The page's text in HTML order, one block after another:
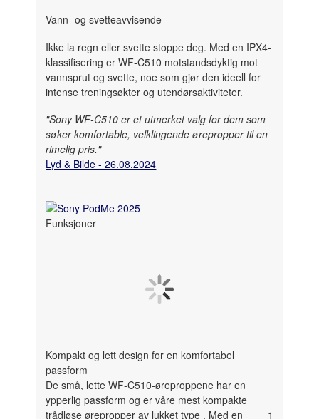
Vann- og svetteavvisende
Ikke la regn eller svette stoppe deg. Med en IPX4-
klassifisering er WF-C510 motstandsdyktig mot
vannsprut og svette, noe som gjør den ideell for
intense treningsøkter og utendørsaktiviteter.
"Sony WF-C510 er et utmerket valg for dem som
søker komfortable, velklingende ørepropper til en
rimelig pris."
Lyd & Bilde - 26.08.2024
Funksjoner
Kompakt og lett design for en komfortabel
passform
De små, lette WF-C510-øreproppene har en
ypperlig passform og er våre mest kompakte
trådløse ørepropper av lukket type
1
. Med en